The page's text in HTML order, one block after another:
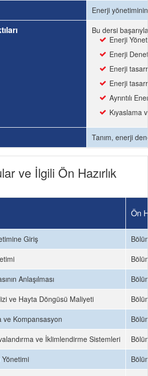
Enerji
Bu dersi
Enerji
Enerji
Enerji
Enerji
Ayrıntılı
Kıyaslama
Tanım, enerji
ve İlgili Ön Hazırlık
Ön
Giriş
Anlaşılması
ve Hayta Döngüsü Maliyeti
ve Kompansasyon
ve İklimlendirme Sistemleri
Yönetimi